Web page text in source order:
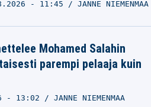
- 11:45 JANNE NIEMENMAA
Mohamed Salahin
parempi pelaaja kuin
- 13:02 JANNE NIEMENMAA